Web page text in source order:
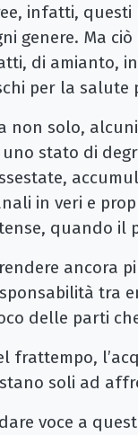
infatti,
genere. Ma
di amianto,
per la salute
non solo,
stato di
in veri e
quando il
ancora
tra
delle parti
frattempo,
soli ad
voce a